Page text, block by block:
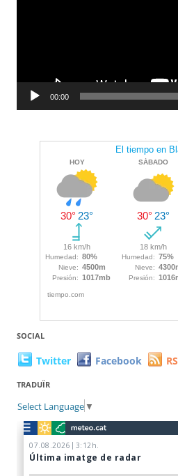
00:00
SOCIAL
Twitter Facebook
TRADUÏR
Select Language ▼